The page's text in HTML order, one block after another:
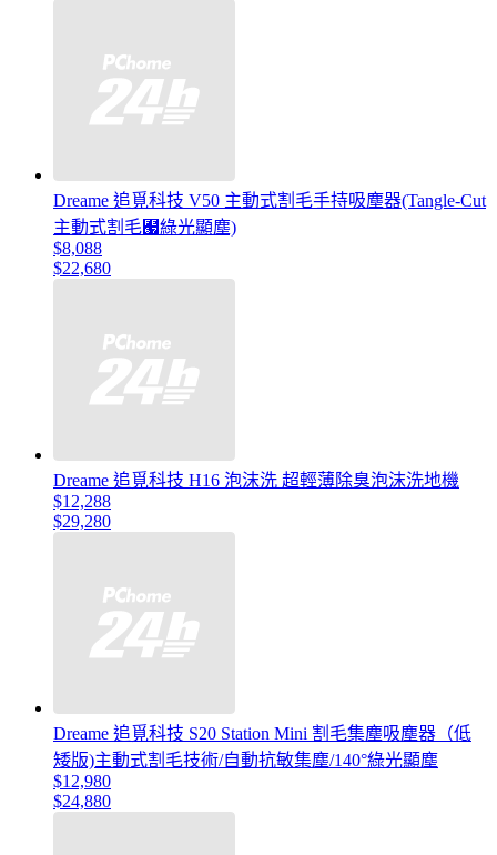
Dreame 追覓科技 V50 主動式割毛手持吸塵器(Tangle-Cut
主動式割毛﹧綠光顯塵)
$8,088
$22,680
Dreame 追覓科技 H16 泡沫洗 超輕薄除臭泡沫洗地機
$12,288
$29,280
Dreame 追覓科技 S20 Station Mini 割毛集塵吸塵器（低
矮版)主動式割毛技術/自動抗敏集塵/140°綠光顯塵
$12,980
$24,880